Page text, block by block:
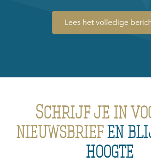
Lees het volledige
Schrijf je in
nieuwsbriefen
hoogte